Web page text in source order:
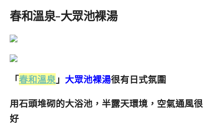
春和溫泉-大眾池裸湯
「春和溫泉 」 大眾池裸湯很有日式氛圍
用石頭堆砌的大浴池，半露天環境，空氣通風很
好